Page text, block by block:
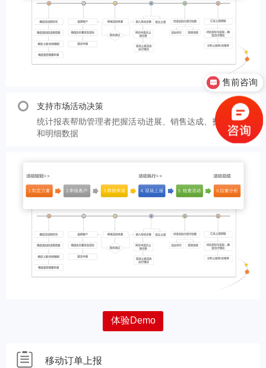
支持市场活动决策
统计报表帮助管理者把握活动进展、销售达成、费效比
和明细数据
体验Demo
移动订单上报
售前咨询
售后客服